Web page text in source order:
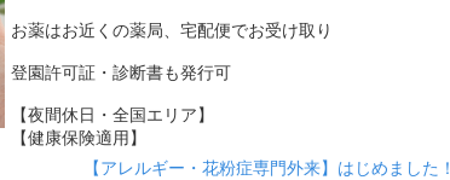
お薬はお近くの薬局、宅配便でお受け取り
登園許可証・診断書も発行可
【夜間休日・全国エリア】
【健康保険適用】
【アレルギー・花粉症専門外来】はじめました！